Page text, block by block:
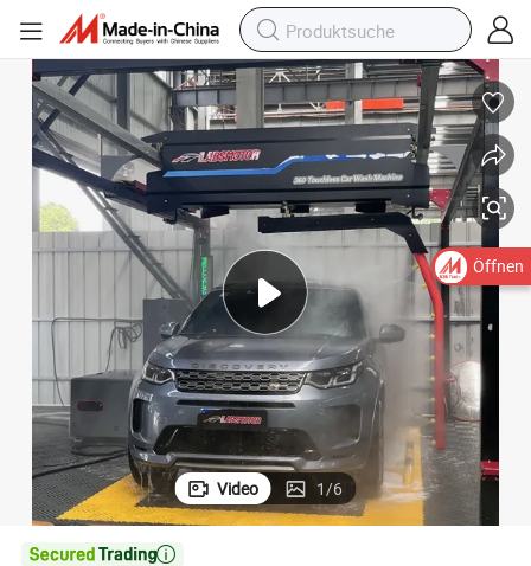
Video 1/6

Öffnen